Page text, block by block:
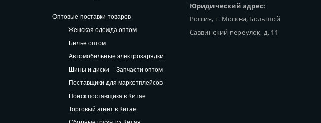
Оптовые поставки товаров
Женская одежда оптом
Белье оптом
Автомобильные электрозарядки
Шины и диски
Запчасти оптом
Поставщики для маркетплейсов
Поиск поставщика в Китае
Торговый агент в Китае
g
r
a
s
a
p
Юридический адрес:
Россия, г. Москва, Большой
Саввинский переулок, д. 11